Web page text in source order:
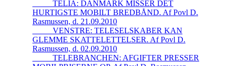
_____TELIA: DANMARK MISSER DET
HURTIGSTE MOBILT BREDBÅND. Af Povl D.
Rasmussen, d. 21.09.2010
_____VENSTRE: TELESELSKABER KAN
GLEMME SKATTELETTELSER. Af Povl D.
Rasmussen, d. 02.09.2010
_____TELEBRANCHEN: AFGIFTER PRESSER